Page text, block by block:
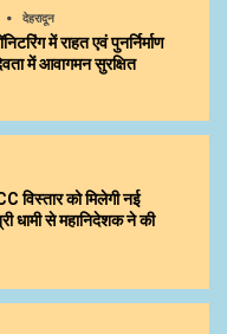
देहरादून
में राहत एवं पुनर्निर्माण
में आवागमन सुरक्षित
विस्तार को मिलेगी नई
धामी से महानिदेशक ने की